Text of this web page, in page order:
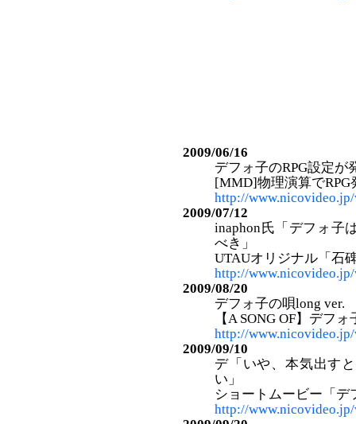
2009/06/16
デフォ子のRPG設定が
[MMD]物理演算でRPG
http://
2009/07/12
inaphon氏「デフォ子
べき」
UTAUオリジナル「石
http://
2009/08/20
デフォ子の唄long ver.
【A SONG OF】デフ
http://
2009/09/10
デ「いや、本気出す
い」
ショートムービー「
http://